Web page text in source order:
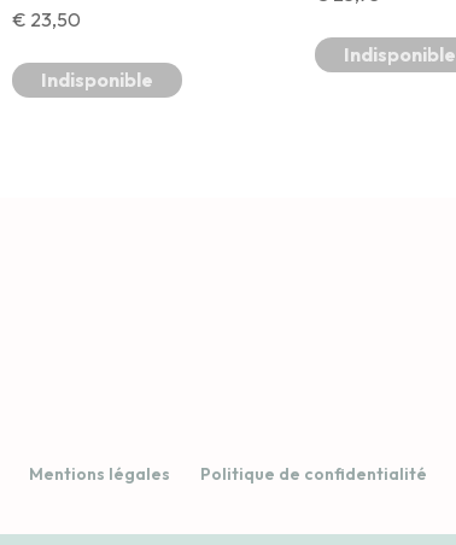
€ 23,50
Indisponible
Indisponible
Mentions légales Politique de confidentialité